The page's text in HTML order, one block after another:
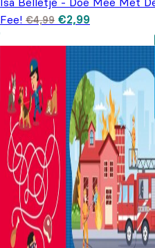
Fee! €4,99 Oorspronkelijke
was: €4,99.
€2,99Huidige
€2,99.